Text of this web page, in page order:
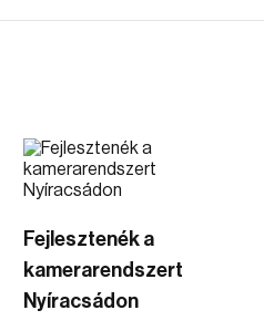
Fejlesztenék a
kamerarendszert
Nyíracsádon